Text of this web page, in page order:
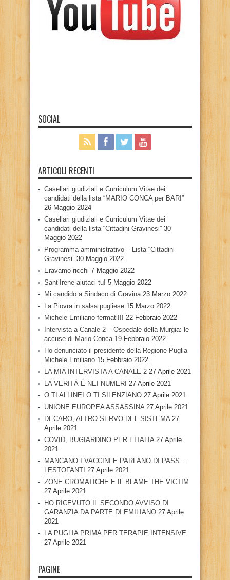
SOCIAL
ARTICOLI RECENTI
Casellari giudiziali e Curriculum Vitae dei
candidati della lista “MARIO CONCA per BARI”
26 Maggio 2024
Casellari giudiziali e Curriculum Vitae dei
candidati della lista “Cittadini Gravinesi” 30
Maggio 2022
Programma amministrativo – Lista “Cittadini
Gravinesi” 30 Maggio 2022
Eravamo ricchi 7 Maggio 2022
Sant’Irene aiutaci tu! 5 Maggio 2022
Mi candido a Sindaco di Gravina 23 Marzo 2022
La Piovra in salsa pugliese 15 Marzo 2022
Michele Emiliano fermati!!! 22 Febbraio 2022
Intervista a Canale 2 – Ospedale della Murgia: le
accuse di Mario Conca 19 Febbraio 2022
Ho denunciato il presidente della Regione Puglia
Michele Emiliano 15 Febbraio 2022
LA MIA INTERVISTA A CANALE 2 27 Aprile 2021
LA VERITÀ È NEI NUMERI 27 Aprile 2021
O TI ALLINEI O TI SILENZIANO 27 Aprile 2021
UNIONE EUROPEA ASSASSINA 27 Aprile 2021
DECARO, ALTRO SERVO DEL SISTEMA 27
Aprile 2021
COVID, BUGIARDINO PER L’ITALIA 27 Aprile
2021
MANCANO I VACCINI E PARLANO DI PASS…
LESTOFANTI 27 Aprile 2021
ZONE CROMATICHE E IL BLAME THE VICTIM
27 Aprile 2021
HO RICEVUTO IL SECONDO AVVISO DI
GARANZIA DA PARTE DI EMILIANO 27 Aprile
2021
LA PUGLIA PRIMA PER TERAPIE INTENSIVE
27 Aprile 2021
PAGINE